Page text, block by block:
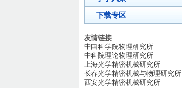
下载专区
友情链接
中国科学院物理研究所
中科院理论物理研究所
上海光学精密机械研究所
长春光学精密机械与物理研究所
西安光学精密机械研究所